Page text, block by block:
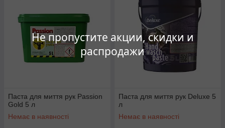
Не пропустите акции, скидки и
распродажи
Паста для миття рук Passion
Gold 5 л
Немає в наявності
Паста для миття рук Deluxe 5
л
Немає в наявності